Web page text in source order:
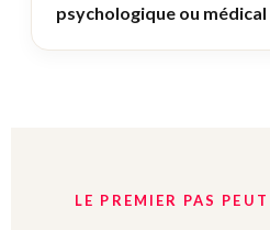
psychologique ou médical
LE PREMIER PAS